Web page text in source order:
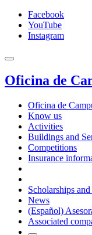
Facebook
YouTube
Instagram
Oficina de
Oficina de
Know us
Activities
Buildings and
Competitions
Insurance
Scholarships
News
(Español)
Associated